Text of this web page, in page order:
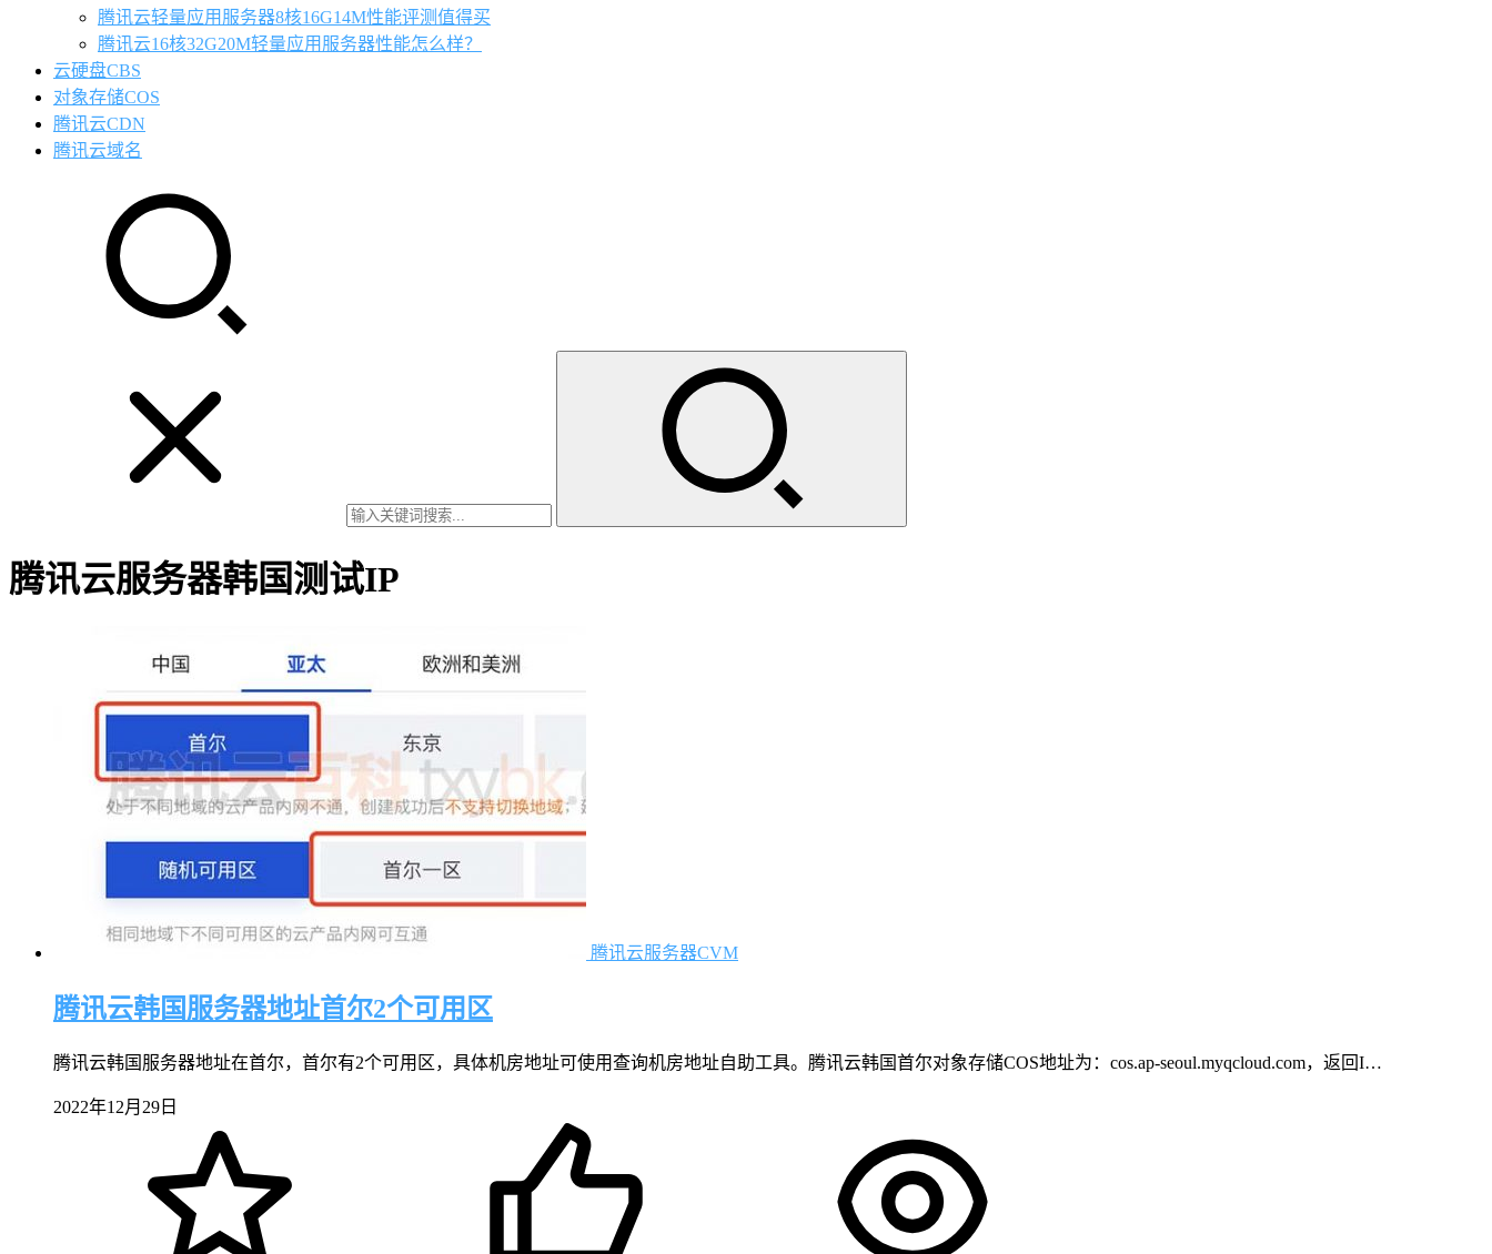
腾讯云轻量应用服务器8核16G14M性能评测值得买
腾讯云16核32G20M轻量应用服务器性能怎么样？
云硬盘CBS
对象存储COS
腾讯云CDN
腾讯云域名
腾讯云服务器韩国测试IP
腾讯云服务器CVM
腾讯云韩国服务器地址首尔2个可用区
腾讯云韩国服务器地址在首尔，首尔有2个可用区，具体机房地址可使用查询机房地址自助工具。腾讯云韩国首尔对象存储COS地址为：cos.ap-seoul.myqcloud.com，返回I…
2022年12月29日